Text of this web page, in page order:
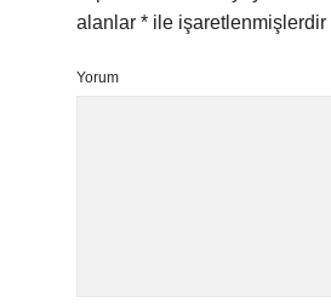
alanlar * ile işaretlenmişlerdir
Yorum